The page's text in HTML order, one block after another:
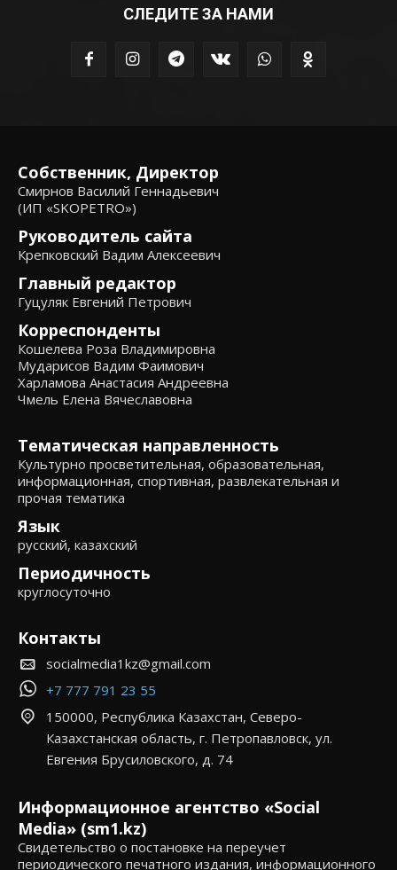
СЛЕДИТЕ ЗА НАМИ
Собственник, Директор
Смирнов Василий Геннадьевич
(ИП «SKOPETRO»)
Руководитель сайта
Крепковский Вадим Алексеевич
Главный редактор
Гуцуляк Евгений Петрович
Корреспонденты
Кошелева Роза Владимировна
Мударисов Вадим Фаимович
Харламова Анастасия Андреевна
Чмель Елена Вячеславовна
Тематическая направленность
Культурно просветительная, образовательная,
информационная, спортивная, развлекательная и
прочая тематика
Язык
русский, казахский
Периодичность
круглосуточно
Контакты
socialmedia1kz@gmail.com
+7 777 791 23 55
150000, Республика Казахстан, Северо-
Казахстанская область, г. Петропавловск, ул.
Евгения Брусиловского, д. 74
Информационное агентство «Social
Media» (sm1.kz)
Свидетельство о постановке на переучет
периодического печатного издания, информационного